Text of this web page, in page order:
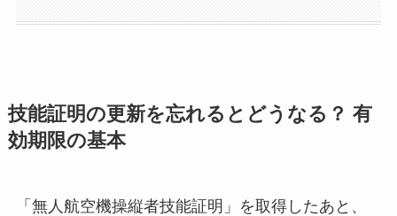
技能証明の更新を忘れるとどうなる？ 有
効期限の基本
「無人航空機操縦者技能証明」を取得したあと、